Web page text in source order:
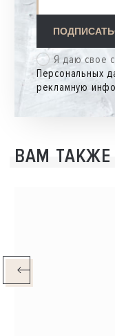
Я даю свое
Персональных
рекламную
ВАМ ТАКЖЕ